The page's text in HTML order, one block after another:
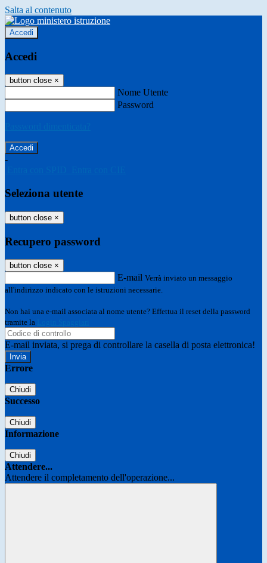
Salta al contenuto
Accedi
Accedi
button close ×
Nome Utente
Password
-
Seleziona utente
button close ×
Recupero password
button close ×
E-mail Verrà inviato un messaggio
all'indirizzo indicato con le istruzioni necessarie.
Non hai una e-mail associata al nome utente? Effettua il reset della password
tramite la
E-mail inviata, si prega di controllare la casella di posta elettronica!
Errore
Chiudi
Successo
Chiudi
Informazione
Chiudi
Attendere...
Attendere il completamento dell'operazione...